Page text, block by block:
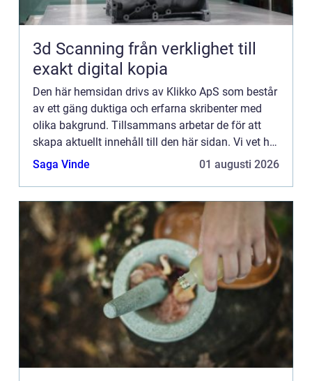
3d Scanning från verklighet till
exakt digital kopia
Den här hemsidan drivs av Klikko ApS som består
av ett gäng duktiga och erfarna skribenter med
olika bakgrund. Tillsammans arbetar de för att
skapa aktuellt innehåll till den här sidan. Vi vet hur
utmanande det är att läsa och genomgå en
Saga Vinde 01 augusti 2026